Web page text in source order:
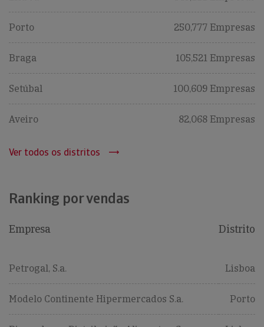
Porto 250,777 Empresas
Braga 105,521 Empresas
Setúbal 100,609 Empresas
Aveiro 82,068 Empresas
Ver todos os distritos
Ranking por vendas
Empresa Distrito
Petrogal, S.a. Lisboa
Modelo Continente Hipermercados S.a. Porto